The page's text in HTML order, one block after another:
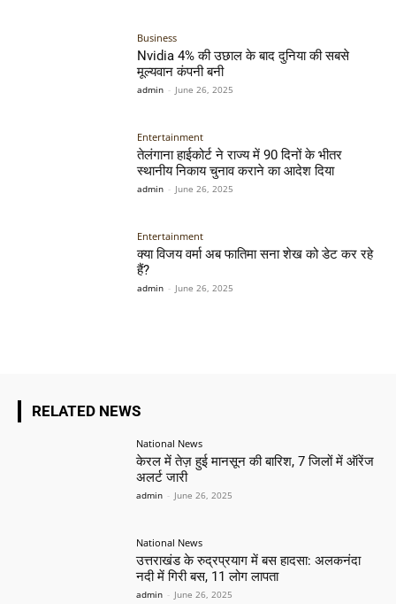
Business
Nvidia 4% की उछाल के बाद दुनिया की सबसे
मूल्यवान कंपनी बनी
admin - June 26, 2025
Entertainment
तेलंगाना हाईकोर्ट ने राज्य में 90 दिनों के भीतर
स्थानीय निकाय चुनाव कराने का आदेश दिया
admin - June 26, 2025
Entertainment
क्या विजय वर्मा अब फातिमा सना शेख को डेट कर रहे
हैं?
admin - June 26, 2025
RELATED NEWS
National News
केरल में तेज़ हुई मानसून की बारिश, 7 जिलों में ऑरेंज
अलर्ट जारी
admin - June 26, 2025
National News
उत्तराखंड के रुद्रप्रयाग में बस हादसा: अलकनंदा
नदी में गिरी बस, 11 लोग लापता
admin - June 26, 2025